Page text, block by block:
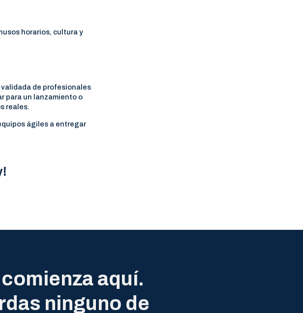
horarios, cultura y
validada de profesionales
para un lanzamiento o
reales.
ágiles a entregar
aquí.
ninguno de